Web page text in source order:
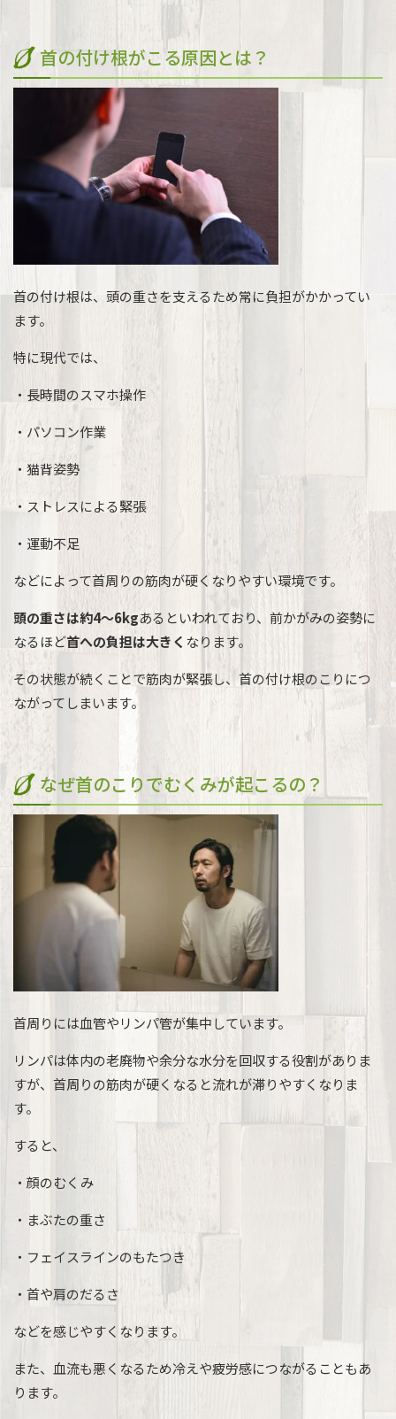
首の付け根がこる原因とは？
首の付け根は、頭の重さを支えるため常に負担がかかってい
ます。
特に現代では、
・長時間のスマホ操作
・パソコン作業
・猫背姿勢
・ストレスによる緊張
・運動不足
などによって首周りの筋肉が硬くなりやすい環境です。
頭の重さは約4～6kgあるといわれており、前かがみの姿勢に
なるほど首への負担は大きく なります。
その状態が続くことで筋肉が緊張し、首の付け根のこりにつ
ながってしまいます。
なぜ首のこりでむくみが起こるの？
首周りには血管やリンパ管が集中しています。
リンパは体内の老廃物や余分な水分を回収する役割がありま
すが、首周りの筋肉が硬くなると流れが滞りやすくなりま
す。
すると、
・顔のむくみ
・まぶたの重さ
・フェイスラインのもたつき
・首や肩のだるさ
などを感じやすくなります。
また、血流も悪くなるため冷えや疲労感につながることもあ
ります。